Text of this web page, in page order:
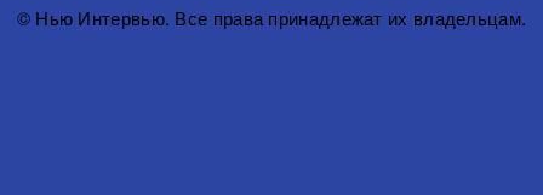
© Нью Интервью. Все права принадлежат их владельцам.